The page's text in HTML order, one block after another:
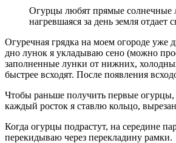
Огурцы любят прямые солнечные
нагревшаяся за день земля отдает
Огуречная грядка на моем огороде уже
дно лунок я укладываю сено (можно
заполненные лунки от нижних,
быстрее всходят. После появления
Чтобы раньше получить первые
каждый росток я ставлю кольцо,
Когда огурцы подрастут, на середине
перекидываю через перекладину рамки.